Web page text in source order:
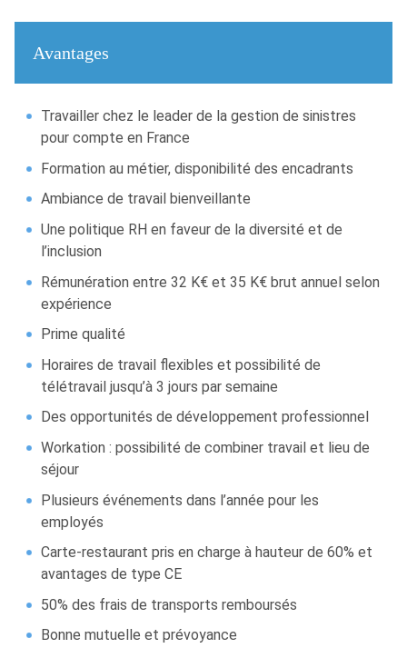
Avantages
Travailler chez le leader de la gestion de sinistres
pour compte en France
Formation au métier, disponibilité des encadrants
Ambiance de travail bienveillante
Une politique RH en faveur de la diversité et de
l’inclusion
Rémunération entre 32 K€ et 35 K€ brut annuel selon
expérience
Prime qualité
Horaires de travail flexibles et possibilité de
télétravail jusqu’à 3 jours par semaine
Des opportunités de développement professionnel
Workation : possibilité de combiner travail et lieu de
séjour
Plusieurs événements dans l’année pour les
employés
Carte-restaurant pris en charge à hauteur de 60% et
avantages de type CE
50% des frais de transports remboursés
Bonne mutuelle et prévoyance